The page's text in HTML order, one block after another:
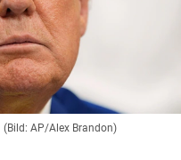
(Bild: AP/Alex Brandon)